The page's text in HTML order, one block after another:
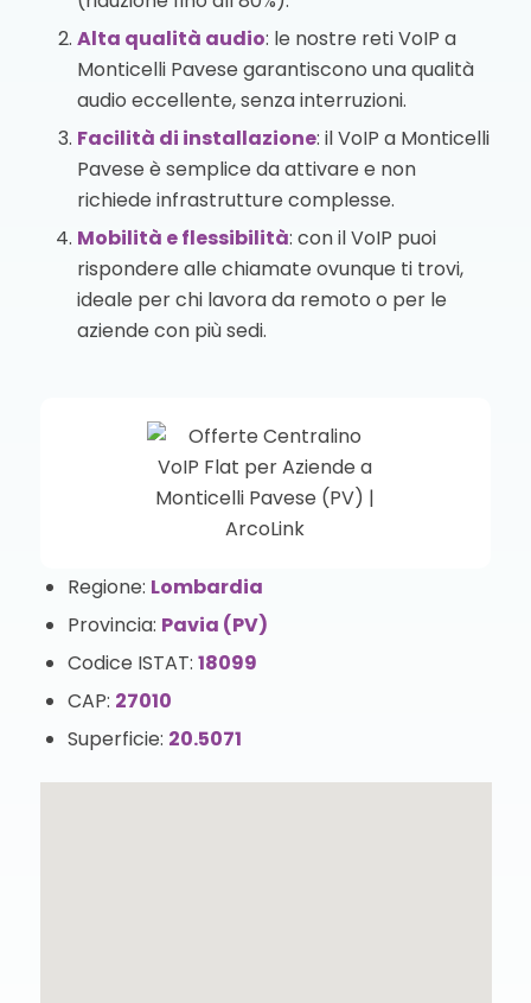
Alta qualità audio: le nostre reti VoIP a
Monticelli Pavese garantiscono una qualità
audio eccellente, senza interruzioni.
Facilità di installazione: il VoIP a Monticelli
Pavese è semplice da attivare e non
richiede infrastrutture complesse.
Mobilità e flessibilità: con il VoIP puoi
rispondere alle chiamate ovunque ti trovi,
ideale per chi lavora da remoto o per le
aziende con più sedi.
Regione: Lombardia
Provincia: Pavia (PV)
Codice ISTAT: 18099
CAP: 27010
Superficie: 20.5071